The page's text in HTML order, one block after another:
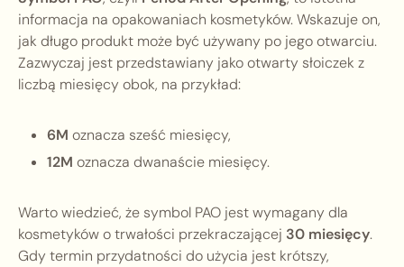
informacja na opakowaniach kosmetyków. Wskazuje on,
jak długo produkt może być używany po jego otwarciu.
Zazwyczaj jest przedstawiany jako otwarty słoiczek z
liczbą miesięcy obok, na przykład:
6M oznacza sześć miesięcy,
12M oznacza dwanaście miesięcy.
Warto wiedzieć, że symbol PAO jest wymagany dla
kosmetyków o trwałości przekraczającej 30 miesięcy.
Gdy termin przydatności do użycia jest krótszy,